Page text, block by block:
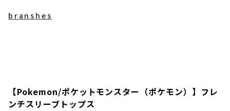
branshes
【Pokemon/ポケットモンスター（ポケモン）】フレ
ンチスリーブトップス